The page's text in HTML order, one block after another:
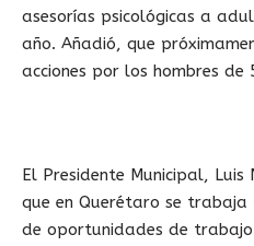
asesorías psicológicas a
año. Añadió, que
acciones por los hombres de
El Presidente Municipal,
que en Querétaro se
de oportunidades de